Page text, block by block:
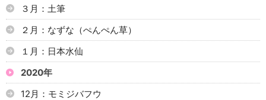
３月：土筆
２月：なずな（ぺんぺん草）
１月：日本水仙
2020年
12月：モミジバフウ